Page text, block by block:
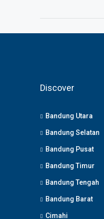
Discover
Bandung Utara
Bandung Selatan
Bandung Pusat
Bandung Timur
Bandung Tengah
Bandung Barat
Cimahi